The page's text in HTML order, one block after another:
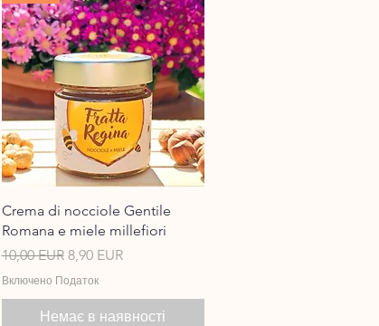
Швидкий перегляд
Crema di nocciole Gentile
Romana e miele millefiori
Звичайна ціна
10,00 EUR За розпродажем
8,90 EUR
Включено Податок
Немає в наявності